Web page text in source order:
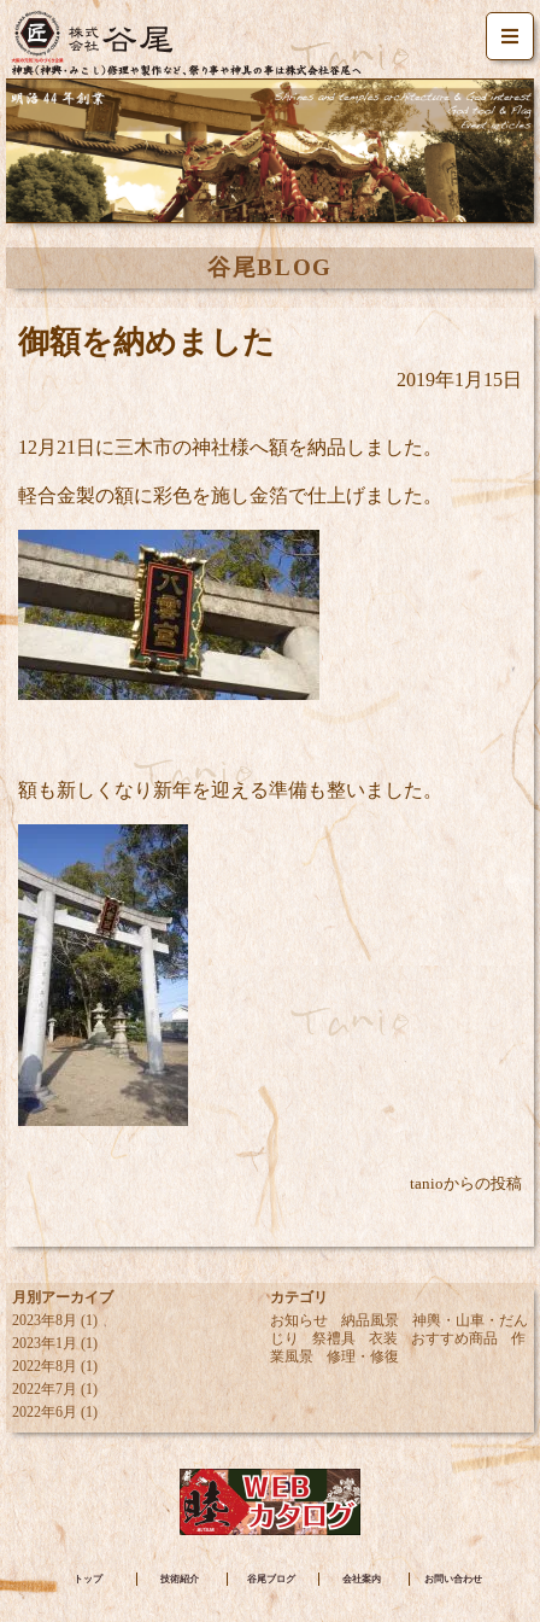
谷尾BLOG
御額を納めました
2019年1月15日
12月21日に三木市の神社様へ額を納品しました。
軽合金製の額に彩色を施し金箔で仕上げました。
額も新しくなり新年を迎える準備も整いました。
tanioからの投稿
月別アーカイブ
2023年8月 (1)
2023年1月 (1)
2022年8月 (1)
2022年7月 (1)
2022年6月 (1)
カテゴリ
お知らせ
納品風景
神輿・山車・だん
じり
祭禮具 衣装 おすすめ商品
作
業風景
修理・修復
トップ 技術紹介 谷尾ブログ 会社案内 お問い合わせ